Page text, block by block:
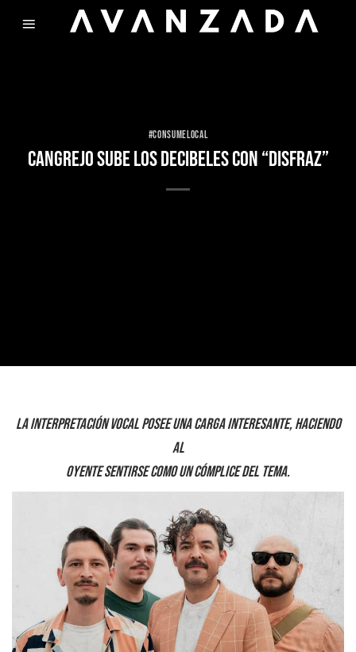
#CONSUMELOCAL
CANGREJO SUBE LOS DECIBELES CON “DISFRAZ”
La interpretación vocal posee una carga interesante, haciendo
al
oyente sentirse como un cómplice del tema.